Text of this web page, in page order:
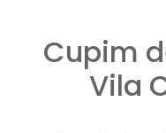
Cupim
Vila